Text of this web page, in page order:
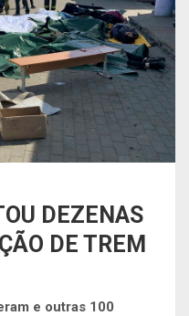
DEZENAS
DE TREM
e outras 100